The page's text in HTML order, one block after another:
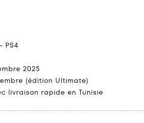
PS4
2025
(édition Ultimate)
livraison rapide en Tunisie